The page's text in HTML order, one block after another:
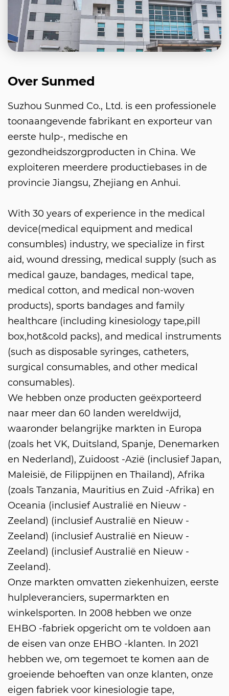
Over Sunmed
Suzhou Sunmed Co., Ltd. is een professionele
toonaangevende fabrikant en exporteur van
eerste hulp-, medische en
gezondheidszorgproducten in China. We
exploiteren meerdere productiebases in de
provincie Jiangsu, Zhejiang en Anhui.
With 30 years of experience in the medical
device(medical equipment and medical
consumbles) industry, we specialize in first
aid, wound dressing, medical supply (such as
medical gauze, bandages, medical tape,
medical cotton, and medical non-woven
products), sports bandages and family
healthcare (including kinesiology tape,pill
box,hot&cold packs), and medical instruments
(such as disposable syringes, catheters,
surgical consumables, and other medical
consumables).
We hebben onze producten geëxporteerd
naar meer dan 60 landen wereldwijd,
waaronder belangrijke markten in Europa
(zoals het VK, Duitsland, Spanje, Denemarken
en Nederland), Zuidoost -Azië (inclusief Japan,
Maleisië, de Filippijnen en Thailand), Afrika
(zoals Tanzania, Mauritius en Zuid -Afrika) en
Oceania (inclusief Australië en Nieuw -
Zeeland) (inclusief Australië en Nieuw -
Zeeland) (inclusief Australië en Nieuw -
Zeeland) (inclusief Australië en Nieuw -
Zeeland).
Onze markten omvatten ziekenhuizen, eerste
hulpleveranciers, supermarkten en
winkelsporten. In 2008 hebben we onze
EHBO -fabriek opgericht om te voldoen aan
de eisen van onze EHBO -klanten. In 2021
hebben we, om tegemoet te komen aan de
groeiende behoeften van onze klanten, onze
eigen fabriek voor kinesiologie tape,